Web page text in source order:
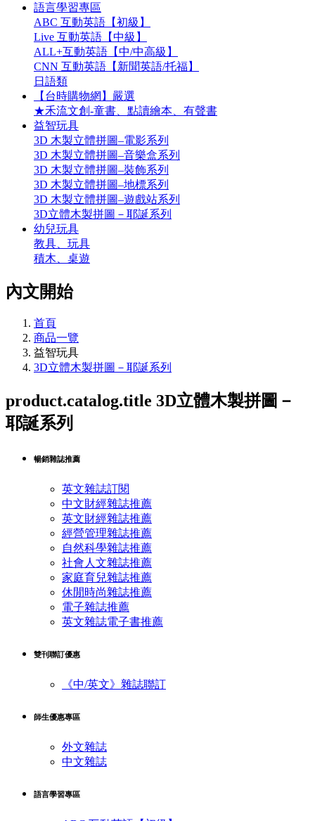
語言學習專區
ABC 互動英語【初級】
Live 互動英語【中級】
ALL+互動英語【中/中高級】
CNN 互動英語【新聞英語/托福】
日語類
【台時購物網】嚴選
★禾流文創-童書、點讀繪本、有聲書
益智玩具
3D 木製立體拼圖–電影系列
3D 木製立體拼圖–音樂盒系列
3D 木製立體拼圖–裝飾系列
3D 木製立體拼圖–地標系列
3D 木製立體拼圖–遊戲站系列
3D立體木製拼圖－耶誕系列
幼兒玩具
教具、玩具
積木、桌遊
內文開始
首頁
商品一覽
益智玩具
3D立體木製拼圖－耶誕系列
product.catalog.title 3D立體木製拼圖－
耶誕系列
暢銷雜誌推薦
英文雜誌訂閱
中文財經雜誌推薦
英文財經雜誌推薦
經營管理雜誌推薦
自然科學雜誌推薦
社會人文雜誌推薦
家庭育兒雜誌推薦
休閒時尚雜誌推薦
電子雜誌推薦
英文雜誌電子書推薦
雙刊聯訂優惠
《中/英文》雜誌聯訂
師生優惠專區
外文雜誌
中文雜誌
語言學習專區